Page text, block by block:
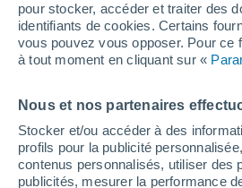
pour stocker, accéder et traiter des
identifiants de cookies. Certains
vous pouvez vous opposer. Pour ce
à tout moment en cliquant sur «
Nous et nos partenaires
Stocker et/ou accéder à des
profils pour la publicité
contenus personnalisés, utiliser des
publicités, mesurer la performance
Météo 1 - 7 jours Heure
9 Août
10 Août